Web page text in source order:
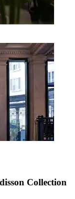
Collection